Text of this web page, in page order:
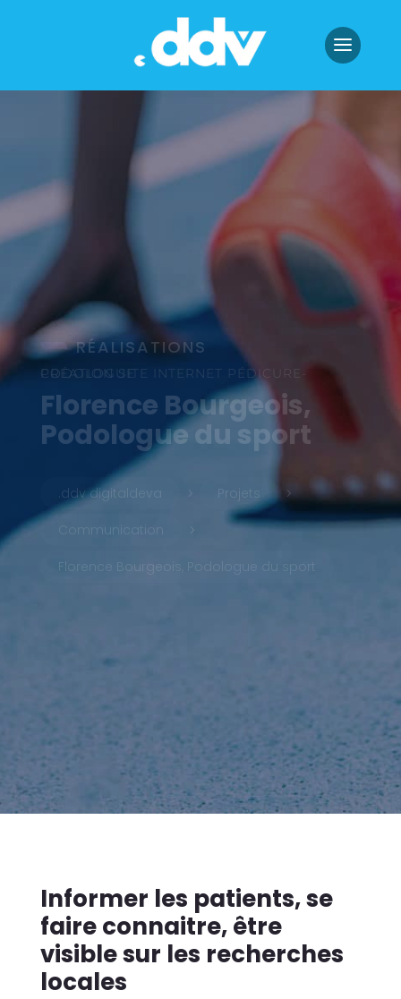
RÉALISATIONS
CRÉATION SITE INTERNET PÉDICURE-PODOLOGUE
Florence Bourgeois,
Podologue du sport
.ddv digitaldeva 5 Projets 5
Communication
Florence Bourgeois, Podologue du sport
Informer les patients, se
faire connaitre, être
visible sur les recherches
locales